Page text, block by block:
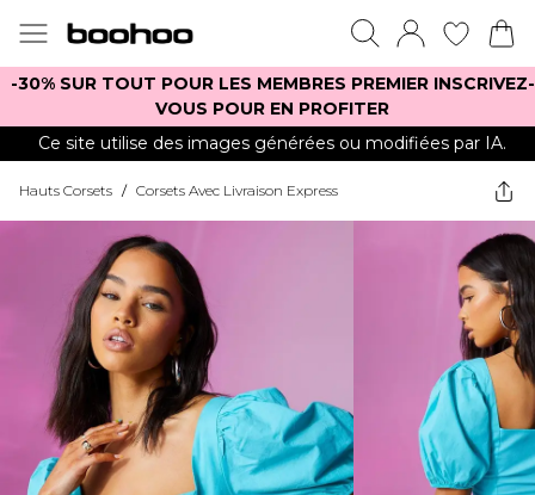
-30% SUR TOUT POUR LES MEMBRES PREMIER INSCRIVEZ-
VOUS POUR EN PROFITER
Ce site utilise des images générées ou modifiées par IA.
Hauts Corsets / Corsets Avec Livraison Express